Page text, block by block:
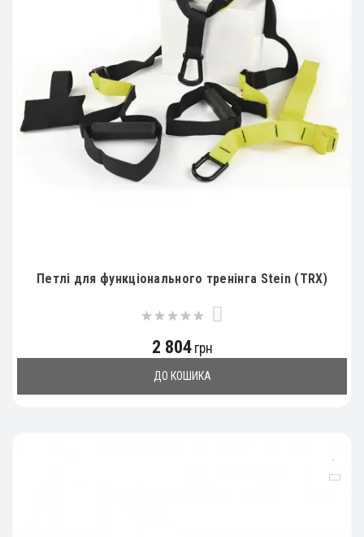
Петлі для функціонального тренінга Stein (TRX)
2 804 грн
ДО КОШИКА